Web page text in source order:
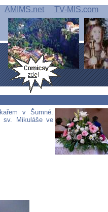
AMIMS.net TV-MIS.com
v Šumné.
Mikuláše ve